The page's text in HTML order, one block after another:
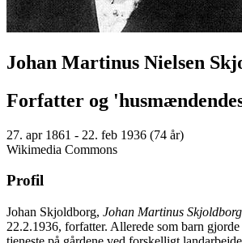
Johan Martinus Nielsen
Forfatter og
27. apr 1861 - 22. feb 1936 (74 år)
Wikimedia Commons
Profil
Johan Skjoldborg, Johan Martinus Skjoldborg
22.2.1936, forfatter. Allerede som barn